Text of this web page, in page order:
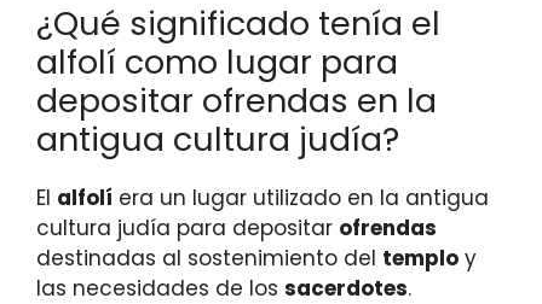
¿Qué significado tenía el
alfolí como lugar para
depositar ofrendas en la
antigua cultura judía?
El alfolí era un lugar utilizado en la antigua
cultura judía para depositar ofrendas
destinadas al sostenimiento del templo y
las necesidades de los sacerdotes.